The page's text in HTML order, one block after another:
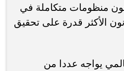
منظومات متكاملة في
الأكثر قدرة على تحقيق
يواجه عددا من